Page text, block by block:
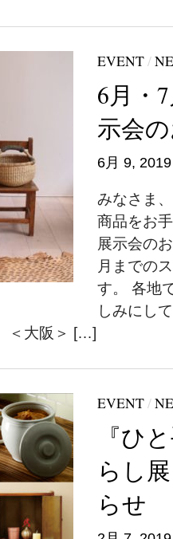
EVENT/
6月・
示会
6月 9, 2019
みなさま
商品をお
展示会の
月までの
す。 各地
しみにし
＜大阪＞ […]
EVENT/
『ひ
らし
らせ